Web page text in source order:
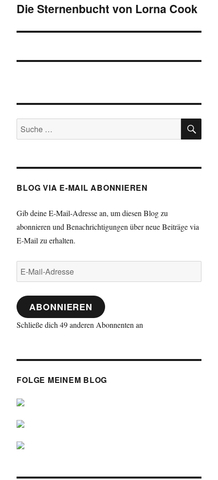
Nächster
Die Sternenbucht von Lorna Cook
Suche
nach:
BLOG VIA E-MAIL ABONNIEREN
Gib deine E-Mail-Adresse an, um diesen Blog zu
abonnieren und Benachrichtigungen über neue Beiträge via
E-Mail zu erhalten.
E-
Mail-
Adresse
ABONNIEREN
Schließe dich 49 anderen Abonnenten an
FOLGE MEINEM BLOG